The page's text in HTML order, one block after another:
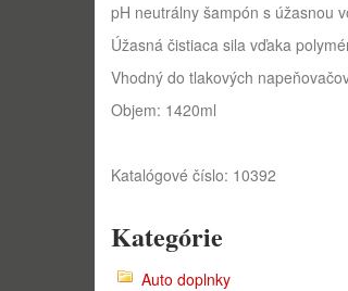
pH neutrálny šampón s úžasnou
Úžasná čistiaca sila vďaka
Vhodný do tlakových
Objem: 1420ml
Katalógové číslo: 10392
Kategórie
Auto doplnky